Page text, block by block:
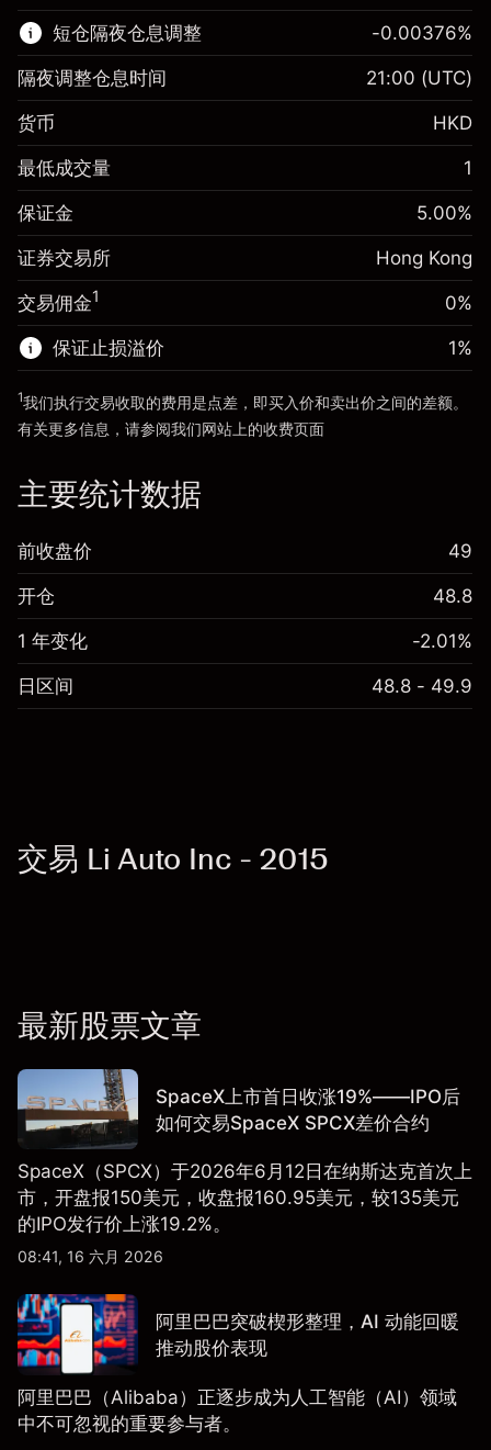
了解更多:
差价合约
保证金。您的投资
HK$1,000.00
隔夜仓息
-0.018156%
(-HK$3.63)
使用杠杆的交易规模（大约值）HK$20,000.00
来自杠杆的资金 - 美元（大约值）
HK$19,000.00
前往平台
短仓隔夜仓息调整
保证金。您的投资
HK$1,000.00
隔夜仓息
来自头寸全值的费用
-0.003762%
(-HK$0.75)
使用杠杆的交易规模（大约值）HK$20,000.00
来自杠杆的资金 - 美元（大约值）
HK$19,000.00
前往平台
-0.00376%
隔夜调整仓息时间 21:00 (UTC)
货币 HKD
最低成交量 1
保证金 5.00%
证券交易所 Hong Kong
交易佣金1 0%
保证止损溢价 1%
1我们执行交易收取的费用是点差，即买入价和卖出价之间的差额。
有关更多信息，请参阅我们网站上的收费页面
主要统计数据
前收盘价 49
开仓 48.8
1 年变化 -2.01%
日区间 48.8 - 49.9
交易 Li Auto Inc - 2015
最新股票文章
SpaceX上市首日收涨19%——IPO后
如何交易SpaceX SPCX差价合约
SpaceX（SPCX）于2026年6月12日在纳斯达克首次上
市，开盘报150美元，收盘报160.95美元，较135美元
的IPO发行价上涨19.2%。
08:41, 16 六月 2026
阿里巴巴突破楔形整理，AI 动能回暖
推动股价表现
阿里巴巴（Alibaba）正逐步成为人工智能（AI）领域
中不可忽视的重要参与者。